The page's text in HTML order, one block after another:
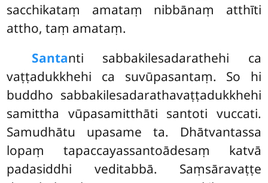
sacchikataṃ amataṃ nibbānaṃ atthīti
attho, taṃ amataṃ.
Santanti sabbakilesadarathehi ca
vaṭṭadukkhehi ca suvūpasantaṃ. So hi
buddho sabbakilesadarathavaṭṭadukkhehi
samittha vūpasamitthāti santoti vuccati.
Samudhātu upasame ta. Dhātvantassa
lopaṃ tapaccayassantoādesaṃ katvā
padasiddhi veditabbā. Saṃsāravaṭṭe